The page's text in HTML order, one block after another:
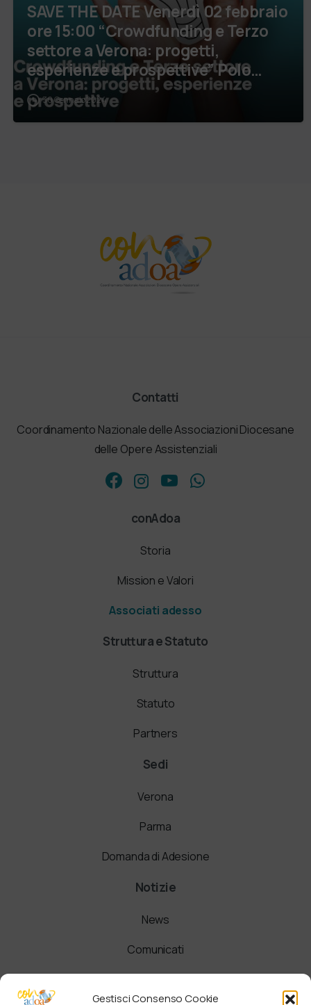
Gestisci Consenso Cookie
SAVE THE DATE Venerdì 02 febbraio
ore 15:00 “Crowdfunding e Terzo
settore a Verona: progetti,
esperienze e prospettive” Polo
Santa Marta…
30 Gennaio 2024
Contatti
Coordinamento Nazionale delle Associazioni Diocesane
delle Opere Assistenziali
conAdoa
Storia
Mission e Valori
Associati adesso
Struttura e Statuto
Struttura
Statuto
Partners
Sedi
Verona
Parma
Domanda di Adesione
Notizie
News
Comunicati
Newsletter